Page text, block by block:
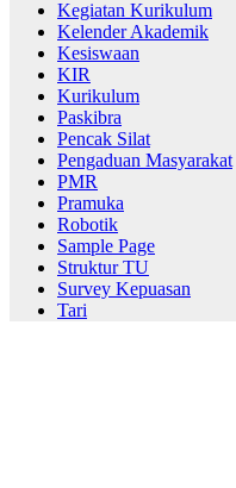
Kegiatan Kurikulum
Kelender Akademik
Kesiswaan
KIR
Kurikulum
Paskibra
Pencak Silat
Pengaduan Masyarakat
PMR
Pramuka
Robotik
Sample Page
Struktur TU
Survey Kepuasan
Tari